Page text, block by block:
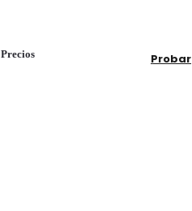
Precios Probar